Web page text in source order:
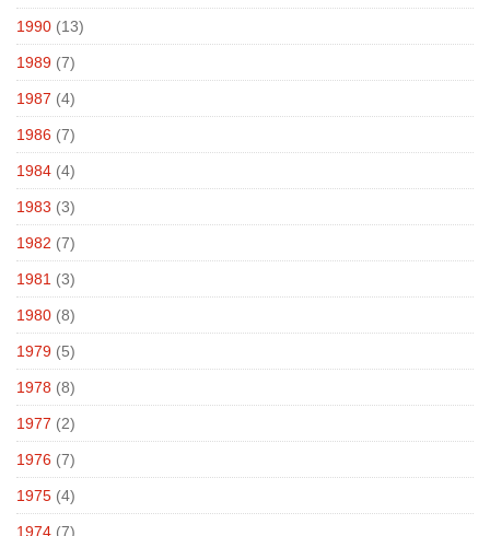
1990 (13)
1989 (7)
1987 (4)
1986 (7)
1984 (4)
1983 (3)
1982 (7)
1981 (3)
1980 (8)
1979 (5)
1978 (8)
1977 (2)
1976 (7)
1975 (4)
1974 (7)